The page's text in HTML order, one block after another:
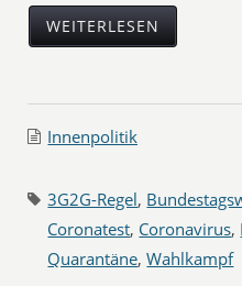
WEITERLESEN
Innenpolitik
3G2G-Regel,
Coronatest, Coronavirus,
Quarantäne,Wahlkampf